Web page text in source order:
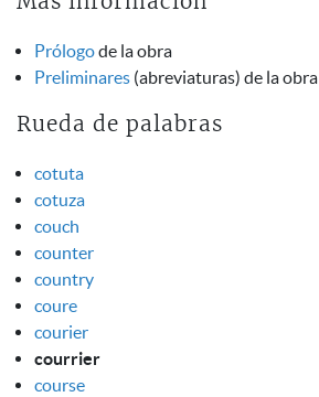
Prólogode la obra
Preliminares (abreviaturas) de la obra
Rueda de palabras
cotuta
cotuza
couch
counter
country
coure
courier
courrier
course